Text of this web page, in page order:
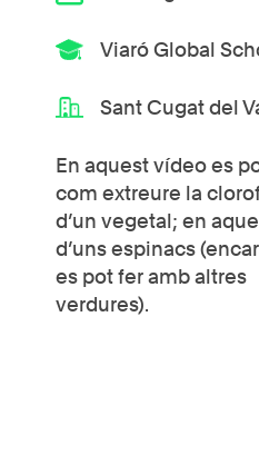
Viaró Global
Sant Cugat del
En aquest vídeo es
com extreure la
d’un vegetal; en
d’uns espinacs
es pot fer amb altres
verdures).